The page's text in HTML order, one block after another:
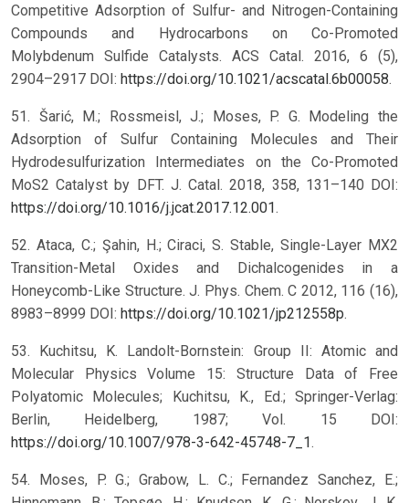
Competitive Adsorption of Sulfur- and Nitrogen-Containing
Compounds and Hydrocarbons on Co-Promoted
Molybdenum Sulfide Catalysts. ACS Catal. 2016, 6 (5),
2904–2917 DOI: https://doi.org/10.1021/acscatal.6b00058.
51. Šarić, M.; Rossmeisl, J.; Moses, P. G. Modeling the
Adsorption of Sulfur Containing Molecules and Their
Hydrodesulfurization Intermediates on the Co-Promoted
MoS2 Catalyst by DFT. J. Catal. 2018, 358, 131–140 DOI:
https://doi.org/10.1016/j.jcat.2017.12.001.
52. Ataca, C.; Şahin, H.; Ciraci, S. Stable, Single-Layer MX2
Transition-Metal Oxides and Dichalcogenides in a
Honeycomb-Like Structure. J. Phys. Chem. C 2012, 116 (16),
8983–8999 DOI: https://doi.org/10.1021/jp212558p.
53. Kuchitsu, K. Landolt-Bornstein: Group II: Atomic and
Molecular Physics Volume 15: Structure Data of Free
Polyatomic Molecules; Kuchitsu, K., Ed.; Springer-Verlag:
Berlin, Heidelberg, 1987; Vol. 15 DOI:
https://doi.org/10.1007/978-3-642-45748-7_1.
54. Moses, P. G.; Grabow, L. C.; Fernandez Sanchez, E.;